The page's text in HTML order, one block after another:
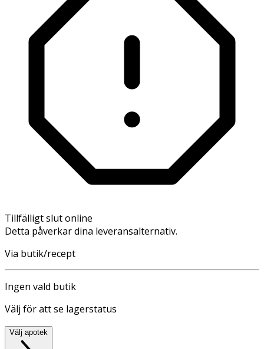
Tillfälligt slut online
Detta påverkar dina leveransalternativ.
Via butik/recept
Ingen vald butik
Välj för att se lagerstatus
Välj apotek